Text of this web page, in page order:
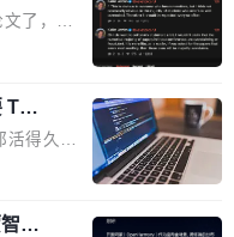
如我
钛金雕1
实现
属于同
品。小
是从20
亿美
牌对专
场扩容
年Top
离消费
显著变
转向深
了，而
大量过
Jorda
风凉
公开捅
声明：
度宣传
出那些
Top
活得久。
Hieu
他是 xAI
施团队
能